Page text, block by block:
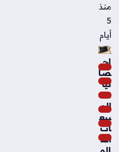
منذ
5
أيام
إح
صا
ئيا
ت
الم
بيع
ات
الع